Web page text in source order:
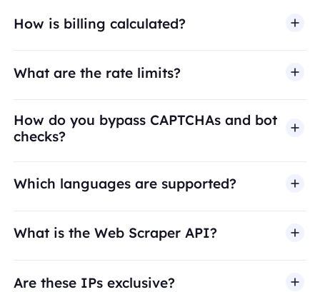
How is billing calculated?
What are the rate limits?
How do you bypass CAPTCHAs and bot
checks?
Which languages are supported?
What is the Web Scraper API?
Are these IPs exclusive?